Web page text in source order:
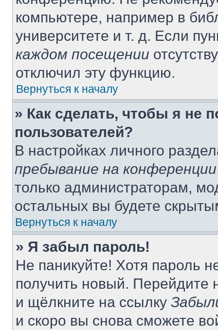
компьютере, например в
университете и т. д. Если
каждом посещении
отключил эту функцию.
Вернуться к началу
» Как сделать, чтобы я не
пользователей?
В настройках личного
пребывание на конференции
только администраторам,
остальных вы будете
Вернуться к началу
» Я забыл пароль!
Не паникуйте! Хотя пароль
получить новый. Перейдите
и щёлкните на ссылку
и скоро вы снова сможете